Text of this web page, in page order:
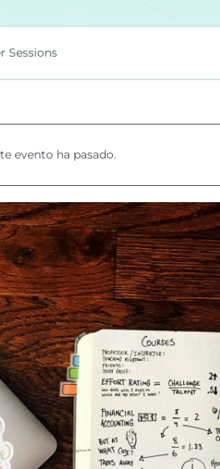
Sessions
evento ha pasado.